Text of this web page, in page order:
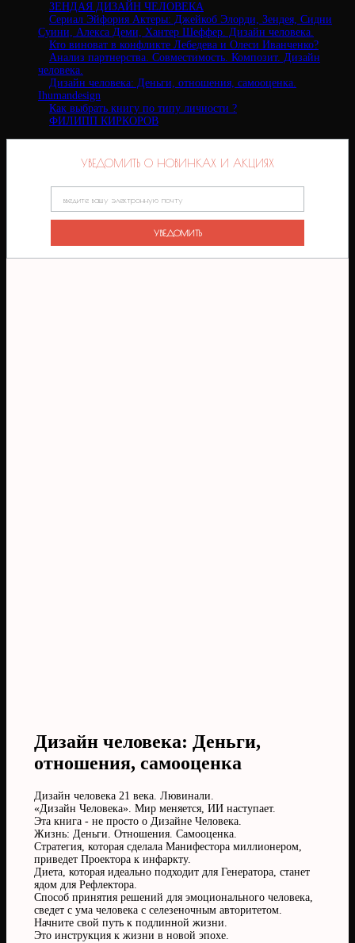
ЗЕНДАЯ ДИЗАЙН ЧЕЛОВЕКА
Сериал Эйфория Актеры: Джейкоб Элорди, Зендея, Сидни
Суини, Алекса Деми, Хантер Шеффер. Дизайн человека.
Кто виноват в конфликте Лебедева и Олеси Иванченко?
Анализ партнерства. Совместимость. Композит. Дизайн
человека.
Дизайн человека: Деньги, отношения, самооценка.
Ihumandesign
Как выбрать книгу по типу личности ?
ФИЛИПП КИРКОРОВ
УВЕДОМИТЬ О НОВИНКАХ И АКЦИЯХ
Дизайн человека: Деньги,
отношения, самооценка
Дизайн человека 21 века. Лювинали.
«Дизайн Человека». Мир меняется, ИИ наступает.
Эта книга - не просто о Дизайне Человека.
Жизнь: Деньги. Отношения. Самооценка.
Стратегия, которая сделала Манифестора миллионером,
приведет Проектора к инфаркту.
Диета, которая идеально подходит для Генератора, станет
ядом для Рефлектора.
Способ принятия решений для эмоционального человека,
сведет с ума человека с селезеночным авторитетом.
Начните свой путь к подлинной жизни.
Это инструкция к жизни в новой эпохе.